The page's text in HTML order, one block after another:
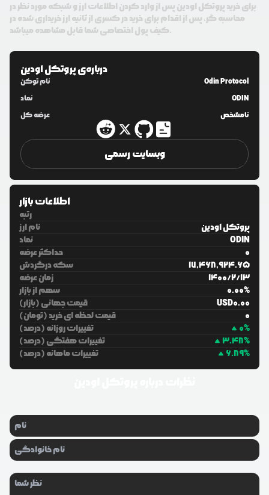
برای خرید پروتکل اودین پس از وارد کردن اطلاعات ارز و شبکه مورد نظر در
محاسبه گر، پس از اقدام برای خرید در کسری از ثانیه ارز خریداری شده در
کیف پول اختصاصی شما قابل مشاهده میباشد.
درباره‌یپروتکل اودین
نام توکن
Odin Protocol
نماد
ODIN
عرضه کل
نامشخص
وبسایت رسمی
اطلاعات بازار
رتبه
نام ارز
پروتکل اودین
نماد
ODIN
حداکثر عرضه
0
سکه درگردش
17,468,924.65
زمان عرضه
1400/2/13
سهم از بازار
0.00%
قیمت جهانی (بازار)
USD0.00
قیمت لحظه ای خرید (تومان)
0
تغییرات روزانه (درصد)
0%
تغییرات هفتگی (درصد)
3.48%
تغییرات ماهانه (درصد)
6.89%